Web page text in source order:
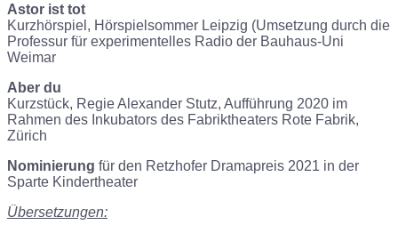
Astor ist tot
Kurzhörspiel, Hörspielsommer Leipzig (Umsetzung durch die
Professur für experimentelles Radio der Bauhaus-Uni
Weimar
Aber du
Kurzstück, Regie Alexander Stutz, Aufführung 2020 im
Rahmen des Inkubators des Fabriktheaters Rote Fabrik,
Zürich
Nominierung für den Retzhofer Dramapreis 2021 in der
Sparte Kindertheater
Übersetzungen: